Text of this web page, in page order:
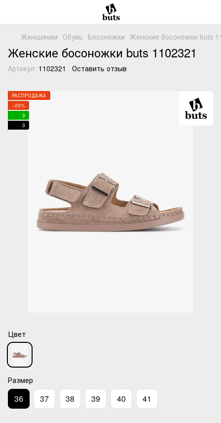
Женщинам Обувь Босоножки Женские босоножки buts
Женские босоножки buts 1102321
Артикул: 1102321 Оставить отзыв
РАСПРОДАЖА
−20%
3
3
Цвет
Размер
36 37 38 39 40 41